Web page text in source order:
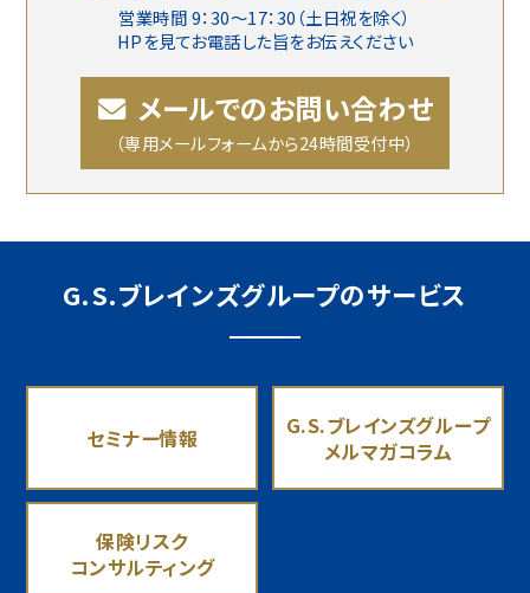
営業時間 9：30〜17：30（土日祝を除く）
HPを見てお電話した旨をお伝えください
メールでのお問い合わせ
（専用メールフォームから24時間受付中）
G.S.ブレインズグループのサービス
セミナー情報
G.S.ブレインズグループ
メルマガコラム
保険リスク
コンサルティング